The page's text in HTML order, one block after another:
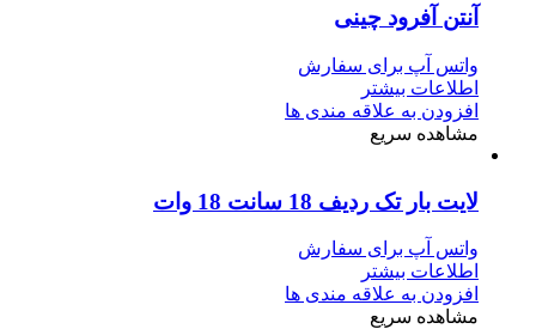
آنتن آفرود چینی
واتس آپ برای سفارش
اطلاعات بیشتر
افزودن به علاقه مندی ها
مشاهده سریع
لایت بار تک ردیف 18 سانت 18 وات
واتس آپ برای سفارش
اطلاعات بیشتر
افزودن به علاقه مندی ها
مشاهده سریع